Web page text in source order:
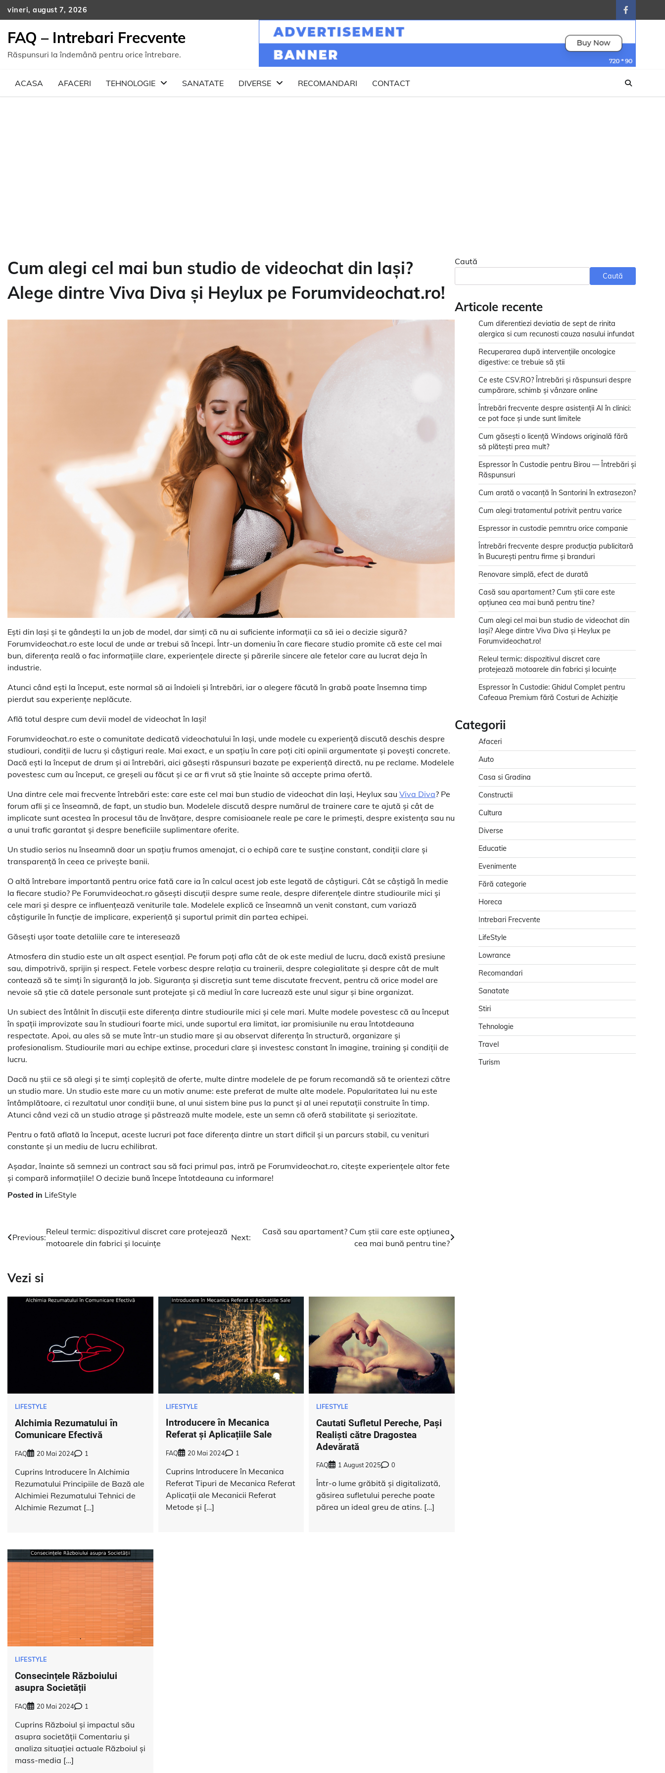
Skip
to
vineri, august 7, 2026
facebook
FAQ – Intrebari Frecvente
Răspunsuri la îndemână pentru orice întrebare.
ACASA AFACERI TEHNOLOGIE SANATATE DIVERSE RECOMANDARI CONTACT
Cum alegi cel mai bun studio de videochat din Iași?
Alege dintre Viva Diva și Heylux pe Forumvideochat.ro!
Ești din Iași și te gândești la un job de model, dar simți că nu ai suficiente informații ca să iei o decizie sigură?
Forumvideochat.ro este locul de unde ar trebui să începi. Într-un domeniu în care fiecare studio promite că este cel mai
bun, diferența reală o fac informațiile clare, experiențele directe și părerile sincere ale fetelor care au lucrat deja în
industrie.
Atunci când ești la început, este normal să ai îndoieli și întrebări, iar o alegere făcută în grabă poate însemna timp
pierdut sau experiențe neplăcute.
Află totul despre cum devii model de videochat în Iași!
Forumvideochat.ro este o comunitate dedicată videochatului în Iași, unde modele cu experiență discută deschis despre
studiouri, condiții de lucru și câștiguri reale. Mai exact, e un spațiu în care poți citi opinii argumentate și povești concrete.
Dacă ești la început de drum și ai întrebări, aici găsești răspunsuri bazate pe experiență directă, nu pe reclame. Modelele
povestesc cum au început, ce greșeli au făcut și ce ar fi vrut să știe înainte să accepte prima ofertă.
Una dintre cele mai frecvente întrebări este: care este cel mai bun studio de videochat din Iași, Heylux sau Viva Diva? Pe
forum afli și ce înseamnă, de fapt, un studio bun. Modelele discută despre numărul de trainere care te ajută și cât de
implicate sunt acestea în procesul tău de învățare, despre comisioanele reale pe care le primești, despre existența sau nu
a unui trafic garantat și despre beneficiile suplimentare oferite.
Un studio serios nu înseamnă doar un spațiu frumos amenajat, ci o echipă care te susține constant, condiții clare și
transparență în ceea ce privește banii.
O altă întrebare importantă pentru orice fată care ia în calcul acest job este legată de câștiguri. Cât se câștigă în medie
la fiecare studio? Pe Forumvideochat.ro găsești discuții despre sume reale, despre diferențele dintre studiourile mici și
cele mari și despre ce influențează veniturile tale. Modelele explică ce înseamnă un venit constant, cum variază
câștigurile în funcție de implicare, experiență și suportul primit din partea echipei.
Găsești ușor toate detaliile care te interesează
Atmosfera din studio este un alt aspect esențial. Pe forum poți afla cât de ok este mediul de lucru, dacă există presiune
sau, dimpotrivă, sprijin și respect. Fetele vorbesc despre relația cu trainerii, despre colegialitate și despre cât de mult
contează să te simți în siguranță la job. Siguranța și discreția sunt teme discutate frecvent, pentru că orice model are
nevoie să știe că datele personale sunt protejate și că mediul în care lucrează este unul sigur și bine organizat.
Un subiect des întâlnit în discuții este diferența dintre studiourile mici și cele mari. Multe modele povestesc că au început
în spații improvizate sau în studiouri foarte mici, unde suportul era limitat, iar promisiunile nu erau întotdeauna
respectate. Apoi, au ales să se mute într-un studio mare și au observat diferența în structură, organizare și
profesionalism. Studiourile mari au echipe extinse, proceduri clare și investesc constant în imagine, training și condiții de
lucru.
Dacă nu știi ce să alegi și te simți copleșită de oferte, multe dintre modelele de pe forum recomandă să te orientezi către
un studio mare. Un studio este mare cu un motiv anume: este preferat de multe alte modele. Popularitatea lui nu este
întâmplătoare, ci rezultatul unor condiții bune, al unui sistem bine pus la punct și al unei reputații construite în timp.
Atunci când vezi că un studio atrage și păstrează multe modele, este un semn că oferă stabilitate și seriozitate.
Pentru o fată aflată la început, aceste lucruri pot face diferența dintre un start dificil și un parcurs stabil, cu venituri
constante și un mediu de lucru echilibrat.
Așadar, înainte să semnezi un contract sau să faci primul pas, intră pe Forumvideochat.ro, citește experiențele altor fete
și compară informațiile! O decizie bună începe întotdeauna cu informare!
Posted in LifeStyle
Navigare
articole
Previous:
Releul termic: dispozitivul discret care protejează
motoarele din fabrici și locuințe
Next:
Casă sau apartament? Cum știi care este opțiunea
cea mai bună pentru tine?
Vezi si
LIFESTYLE
Alchimia Rezumatului în
Comunicare Efectivă
FAQ 20 Mai 2024 1
Cuprins Introducere în Alchimia
Rezumatului Principiile de Bază ale
Alchimiei Rezumatului Tehnici de
Alchimie Rezumat […]
LIFESTYLE
Introducere în Mecanica
Referat și Aplicațiile Sale
FAQ 20 Mai 2024 1
Cuprins Introducere în Mecanica
Referat Tipuri de Mecanica Referat
Aplicații ale Mecanicii Referat
Metode și […]
LIFESTYLE
Cautati Sufletul Pereche, Pași
Realiști către Dragostea
Adevărată
FAQ 1 August 2025 0
Într-o lume grăbită și digitalizată,
găsirea sufletului pereche poate
părea un ideal greu de atins. […]
LIFESTYLE
Consecințele Războiului
asupra Societății
FAQ 20 Mai 2024 1
Cuprins Războiul și impactul său
asupra societății Comentariu și
analiza situației actuale Războiul și
mass-media […]
Caută
Caută
Articole recente
Cum diferentiezi deviatia de sept de rinita
alergica si cum recunosti cauza nasului infundat
Recuperarea după intervențiile oncologice
digestive: ce trebuie să știi
Ce este CSV.RO? Întrebări și răspunsuri despre
cumpărare, schimb și vânzare online
Întrebări frecvente despre asistenții AI în clinici:
ce pot face și unde sunt limitele
Cum găsești o licență Windows originală fără
să plătești prea mult?
Espressor în Custodie pentru Birou — Întrebări și
Răspunsuri
Cum arată o vacanță în Santorini în extrasezon?
Cum alegi tratamentul potrivit pentru varice
Espressor in custodie pemntru orice companie
Întrebări frecvente despre producția publicitară
în București pentru firme și branduri
Renovare simplă, efect de durată
Casă sau apartament? Cum știi care este
opțiunea cea mai bună pentru tine?
Cum alegi cel mai bun studio de videochat din
Iași? Alege dintre Viva Diva și Heylux pe
Forumvideochat.ro!
Releul termic: dispozitivul discret care
protejează motoarele din fabrici și locuințe
Espressor în Custodie: Ghidul Complet pentru
Cafeaua Premium fără Costuri de Achiziție
Categorii
Afaceri
Auto
Casa si Gradina
Constructii
Cultura
Diverse
Educatie
Evenimente
Fără categorie
Horeca
Intrebari Frecvente
LifeStyle
Lowrance
Recomandari
Sanatate
Stiri
Tehnologie
Travel
Turism